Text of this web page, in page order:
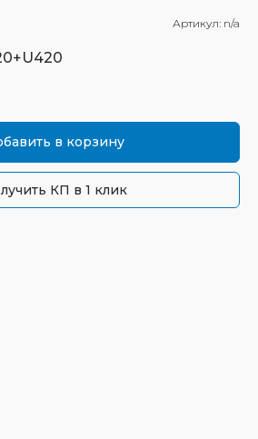
Артикул: n/a
в корзину
КП в 1 клик